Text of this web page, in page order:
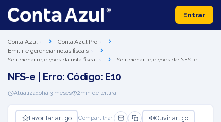
Entrar
Conta Azul
Conta Azul Pro
Emitir e gerenciar notas fiscais
Solucionar rejeições da nota fiscal
Solucionar rejeições de NFS-e
NFS-e | Erro: Código: E10
Atualizadohá 3 meses 2min de leitura
Favoritar artigo Compartilhar: Ouvir artigo